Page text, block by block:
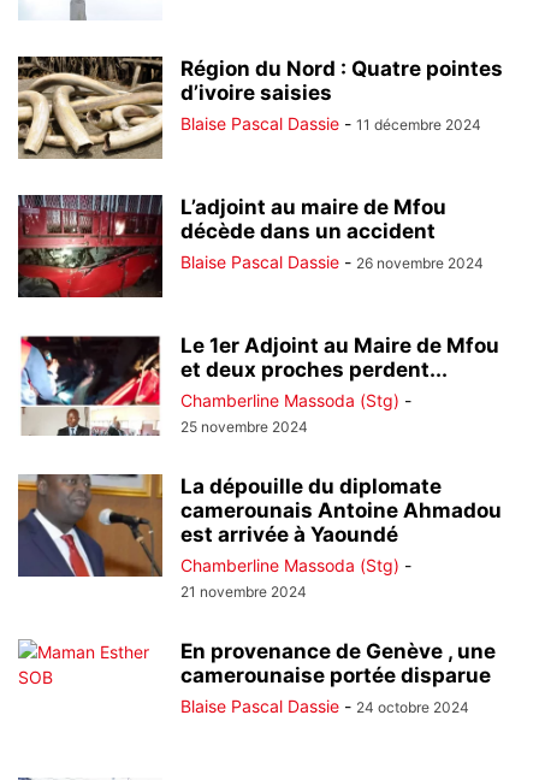
Région du Nord : Quatre pointes
d’ivoire saisies
Blaise Pascal Dassie - 11 décembre 2024
L’adjoint au maire de Mfou
décède dans un accident
Blaise Pascal Dassie - 26 novembre 2024
Le 1er Adjoint au Maire de Mfou
et deux proches perdent...
Chamberline Massoda (Stg) -
25 novembre 2024
La dépouille du diplomate
camerounais Antoine Ahmadou
est arrivée à Yaoundé
Chamberline Massoda (Stg) -
21 novembre 2024
En provenance de Genève , une
camerounaise portée disparue
Blaise Pascal Dassie - 24 octobre 2024